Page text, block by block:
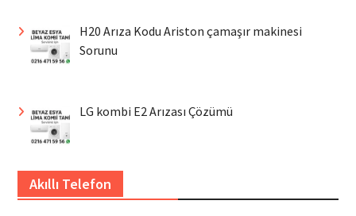
H20 Arıza Kodu Ariston çamaşır makinesi
Sorunu
LG kombi E2 Arızası Çözümü
Akıllı Telefon